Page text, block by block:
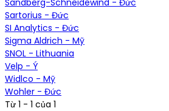
Sartorius - Đức
SI Analytics - Đức
Sigma Aldrich - Mỹ
SNOL - Lithuania
Velp - Ý
Widlco - Mỹ
Wohler - Đức
Từ 1 - 1 của 1